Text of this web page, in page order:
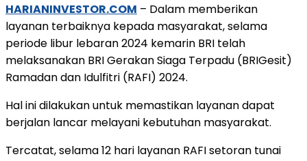
HARIANINVESTOR.COM – Dalam memberikan
layanan terbaiknya kepada masyarakat, selama
periode libur lebaran 2024 kemarin BRI telah
melaksanakan BRI Gerakan Siaga Terpadu (BRIGesit)
Ramadan dan Idulfitri (RAFI) 2024.
Hal ini dilakukan untuk memastikan layanan dapat
berjalan lancar melayani kebutuhan masyarakat.
Tercatat, selama 12 hari layanan RAFI setoran tunai